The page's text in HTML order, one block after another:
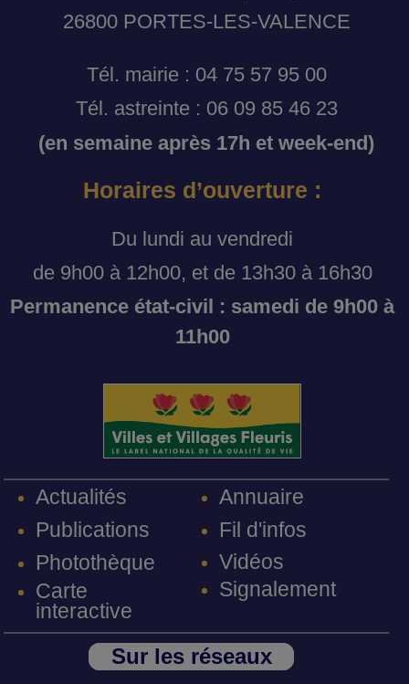
26800 PORTES-LES-VALENCE
Tél. mairie : 04 75 57 95 00
Tél. astreinte : 06 09 85 46 23
(en semaine après 17h et week-end)
Horaires d’ouverture :
Du lundi au vendredi
de 9h00 à 12h00, et de 13h30 à 16h30
Permanence état-civil : samedi de 9h00 à
11h00
Actualités
Publications
Photothèque
Carte
interactive
Annuaire
Fil d'infos
Vidéos
Signalement
Sur les réseaux